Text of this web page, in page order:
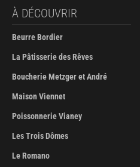
À DÉCOUVRIR
Beurre Bordier
La Pâtisserie des Rêves
Boucherie Metzger et André
Maison Viennet
Poissonnerie Vianey
Les Trois Dômes
Le Romano